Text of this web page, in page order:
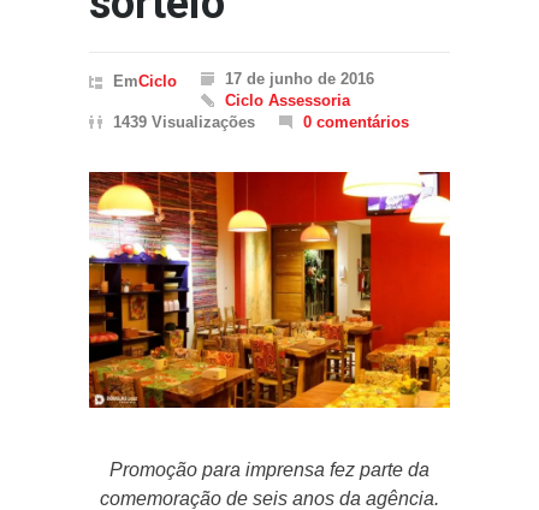
EmCiclo
17 de junho de 2016
Ciclo Assessoria
1439 Visualizações
0 comentários
Promoção para imprensa fez parte da
comemoração de seis anos da agência.